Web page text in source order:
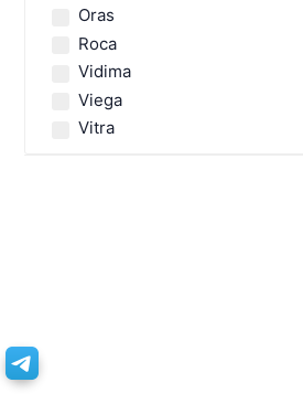
Oras
Roca
Vidima
Viega
Vitra